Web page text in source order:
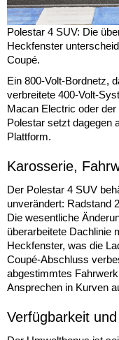
Polestar 4 SUV: Die
Heckfenster
Coupé.
Ein 800-Volt-Bordnetz,
verbreitete 400-Volt-
Macan Electric oder
Polestar setzt dagegen
Plattform.
Karosserie,
Der Polestar 4 SUV
unverändert: Radstand
Die wesentliche
überarbeitete Dachlinie
Heckfenster, was die
Coupé-Abschluss
abgestimmtes
Ansprechen in Kurven
Verfügbarkeit